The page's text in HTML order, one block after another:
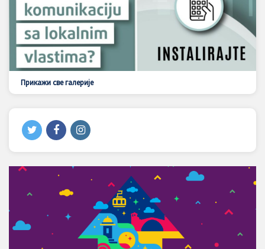
Прикажи све галерије